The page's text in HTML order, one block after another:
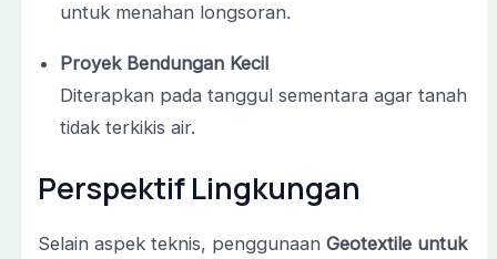
untuk menahan longsoran.
Proyek Bendungan Kecil
Diterapkan pada tanggul sementara agar tanah
tidak terkikis air.
Perspektif Lingkungan
Selain aspek teknis, penggunaan Geotextile untuk